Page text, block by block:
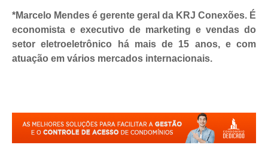
*Marcelo Mendes é gerente geral da KRJ Conexões. É
economista e executivo de marketing e vendas do
setor eletroeletrônico há mais de 15 anos, e com
atuação em vários mercados internacionais.